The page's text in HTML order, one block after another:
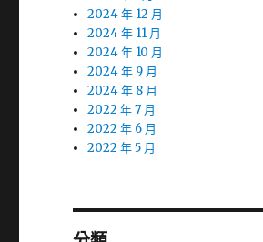
2024 年 12 月
2024 年 11 月
2024 年 10 月
2024 年 9 月
2024 年 8 月
2022 年 7 月
2022 年 6 月
2022 年 5 月